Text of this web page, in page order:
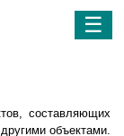
☰
составляющих
объектами.